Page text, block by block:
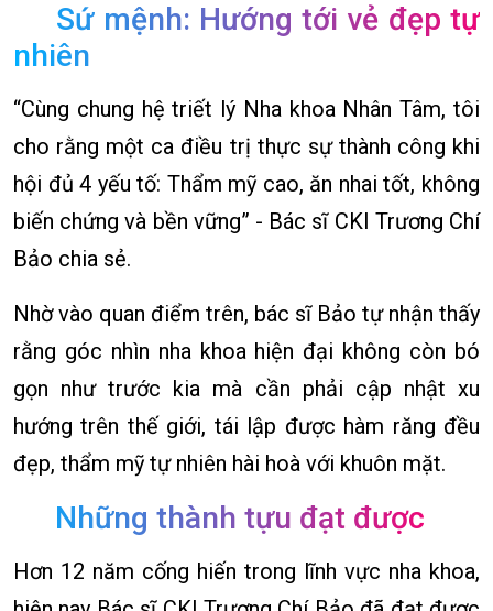
Sứ mệnh: Hướng tới vẻ đẹp tự
nhiên
“Cùng chung hệ triết lý Nha khoa Nhân Tâm, tôi
cho rằng một ca điều trị thực sự thành công khi
hội đủ 4 yếu tố: Thẩm mỹ cao, ăn nhai tốt, không
biến chứng và bền vững” - Bác sĩ CKI Trương Chí
Bảo chia sẻ.
Nhờ vào quan điểm trên, bác sĩ Bảo tự nhận thấy
rằng góc nhìn nha khoa hiện đại không còn bó
gọn như trước kia mà cần phải cập nhật xu
hướng trên thế giới, tái lập được hàm răng đều
đẹp, thẩm mỹ tự nhiên hài hoà với khuôn mặt.
Những thành tựu đạt được
Hơn 12 năm cống hiến trong lĩnh vực nha khoa,